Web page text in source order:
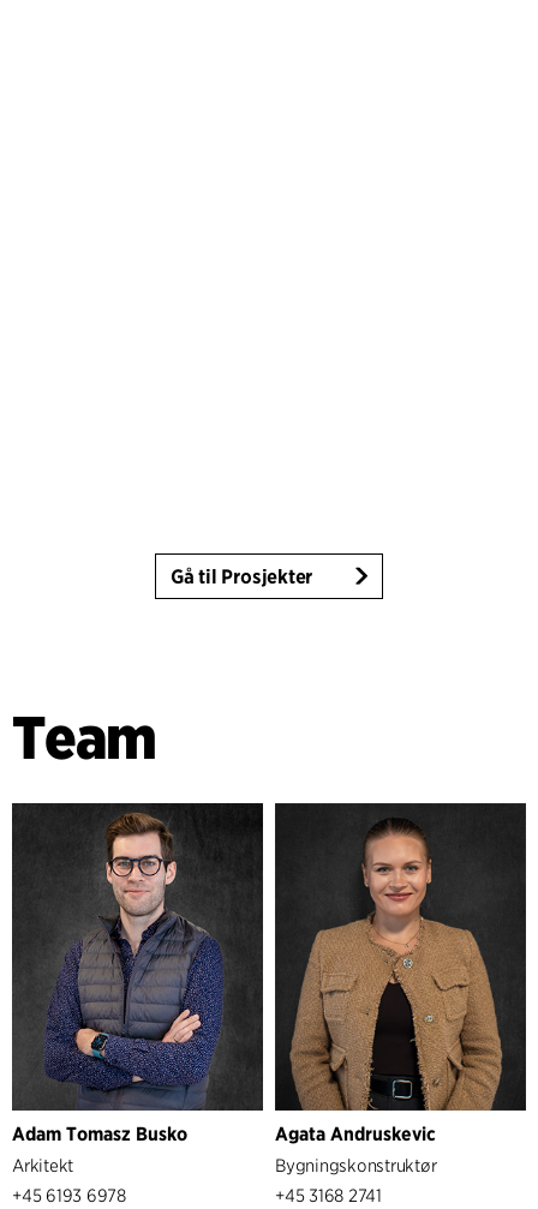
Gå til Prosjekter
Team
Adam Tomasz Busko
Arkitekt
+45 6193 6978
Agata Andruskevic
Bygningskonstruktør
+45 3168 2741